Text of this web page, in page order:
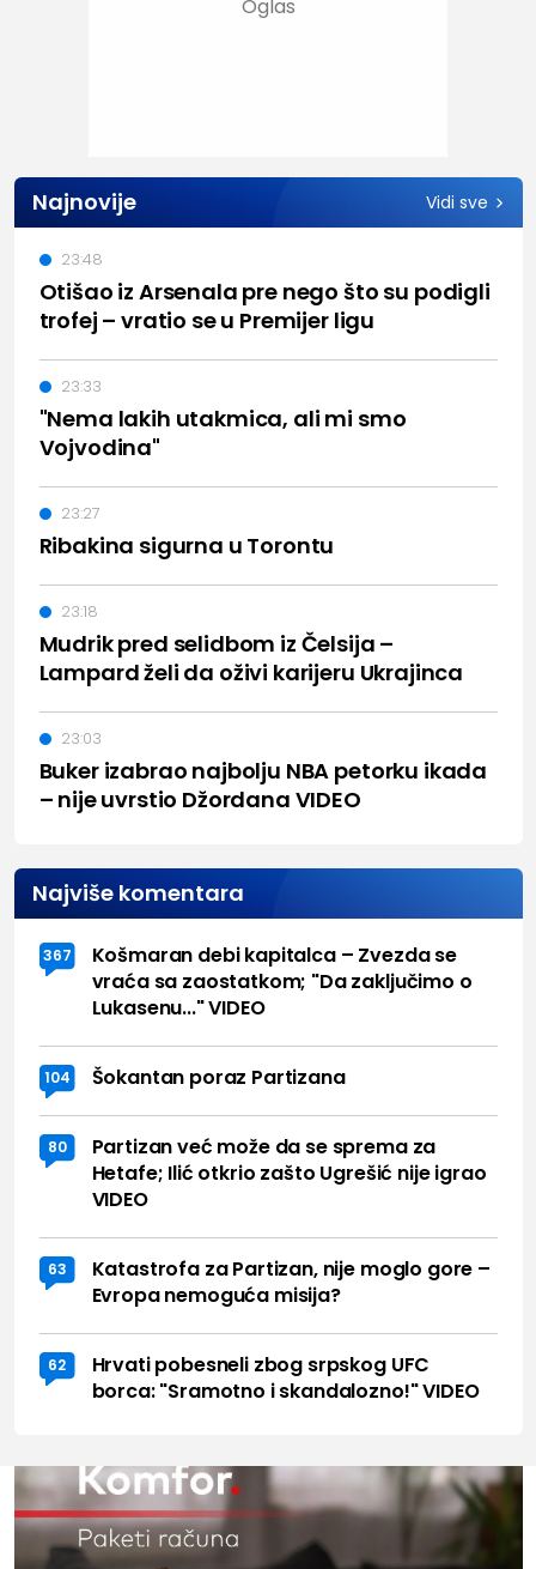
Najnovije Vidi sve
Otišao iz Arsenala pre nego što su podigli
trofej – vratio se u Premijer ligu
23:48
"Nema lakih utakmica, ali mi smo
Vojvodina"
23:33
Ribakina sigurna u Torontu
23:27
Mudrik pred selidbom iz Čelsija –
Lampard želi da oživi karijeru Ukrajinca
23:18
Buker izabrao najbolju NBA petorku ikada
– nije uvrstio Džordana VIDEO
23:03
Najviše komentara
367
Košmaran debi kapitalca – Zvezda se
vraća sa zaostatkom; "Da zaključimo o
Lukasenu..." VIDEO
104 Šokantan poraz Partizana
80
Partizan već može da se sprema za
Hetafe; Ilić otkrio zašto Ugrešić nije igrao
VIDEO
63
Katastrofa za Partizan, nije moglo gore –
Evropa nemoguća misija?
62
Hrvati pobesneli zbog srpskog UFC
borca: "Sramotno i skandalozno!" VIDEO